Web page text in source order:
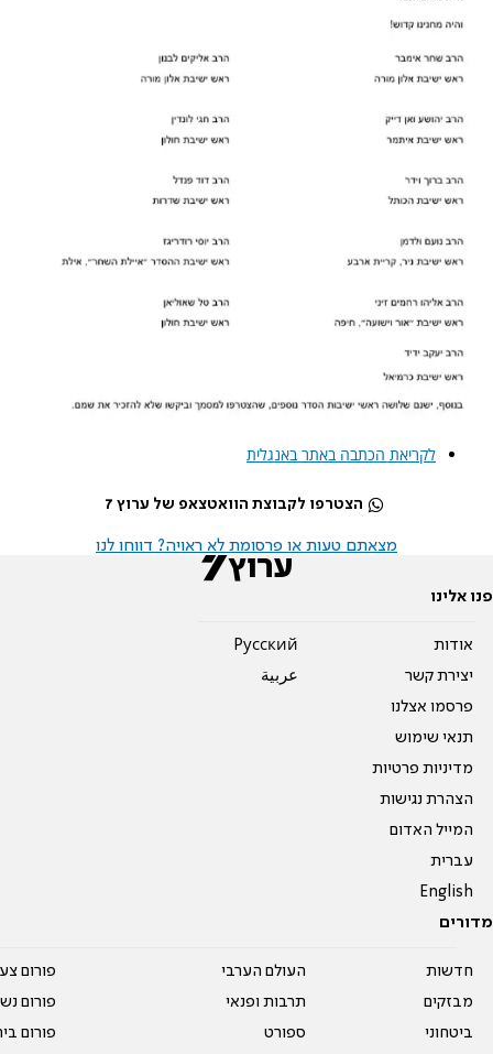
לקריאת הכתבה באתר באנגלית
הצטרפו לקבוצת הוואטצאפ של ערוץ 7
מצאתם טעות או פרסומת לא ראויה? דווחו לנו
פנו אלינו
אודות
יצירת קשר
פרסמו אצלנו
תנאי שימוש
מדיניות פרטיות
הצהרת נגישות
המייל האדום
עברית
English
Pусский
عربية
מדורים
חדשות
מבזקים
ביטחוני
העולם הערבי
תרבות ופנאי
ספורט
פורום
פורום
פורום